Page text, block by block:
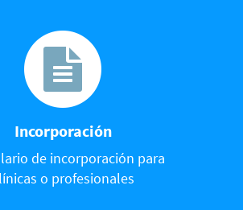
Incorporación
de incorporación para
o profesionales